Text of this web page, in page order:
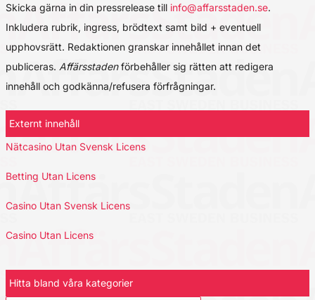
Skicka gärna in din pressrelease till info@affarsstaden.se.
Inkludera rubrik, ingress, brödtext samt bild + eventuell
upphovsrätt. Redaktionen granskar innehållet innan det
publiceras. Affärsstadenförbehåller sig rätten att redigera
innehåll och godkänna/refusera förfrågningar.
Externt innehåll
Nätcasino Utan Svensk Licens
Betting Utan Licens
Casino Utan Svensk Licens
Casino Utan Licens
Hitta bland våra kategorier